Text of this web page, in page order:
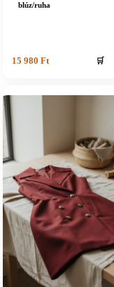
blúz/ruha
15 980 Ft 🛒